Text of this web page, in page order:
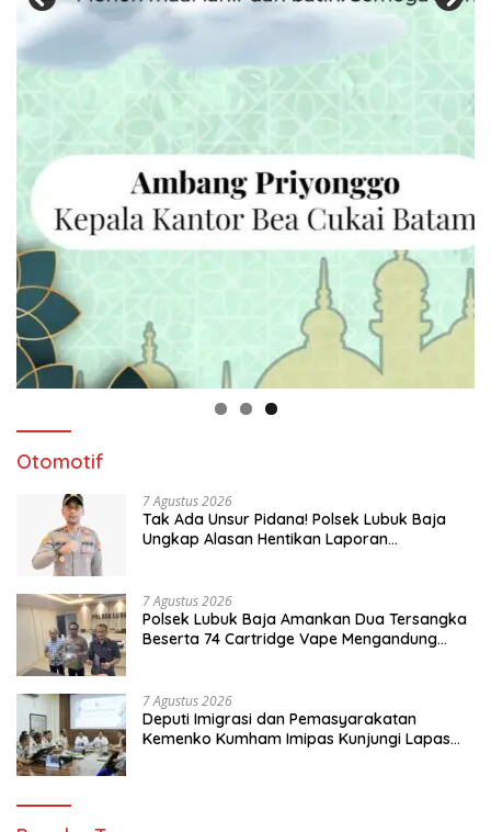
Otomotif
7 Agustus 2026
Tak Ada Unsur Pidana! Polsek Lubuk Baja
Ungkap Alasan Hentikan Laporan
7 Agustus 2026
Polsek Lubuk Baja Amankan Dua Tersangka
Beserta 74 Cartridge Vape Mengandung
7 Agustus 2026
Deputi Imigrasi dan Pemasyarakatan
Kemenko Kumham Imipas Kunjungi Lapas